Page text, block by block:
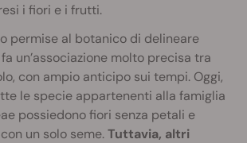
i fiori e i frutti.
permise al botanico di delineare
un’associazione molto precisa tra
con ampio anticipo sui tempi. Oggi,
le specie appartenenti alla famiglia
possiedono fiori senza petali e
un solo seme.Tuttavia, altri